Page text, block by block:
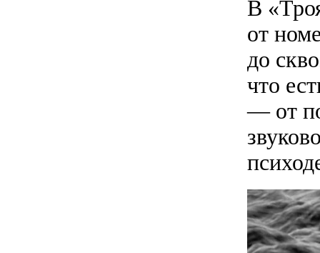
В
от
до
что
— от